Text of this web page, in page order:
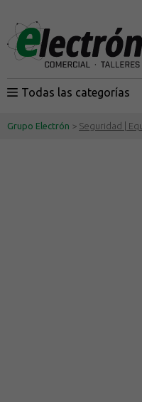
Todas las categorías
Grupo Electrón > Seguridad |